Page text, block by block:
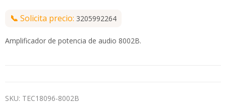
📞 Solicita precio: 3205992264
Amplificador de potencia de audio 8002B.
SKU: TEC18096-8002B